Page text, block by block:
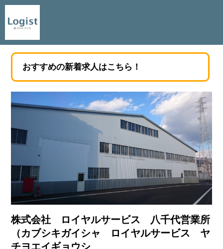
おすすめの新着求人はこちら！
株式会社 ロイヤルサービス 八千代営業所
（カブシキガイシャ ロイヤルサービス ヤ
チヨエイギョウシ